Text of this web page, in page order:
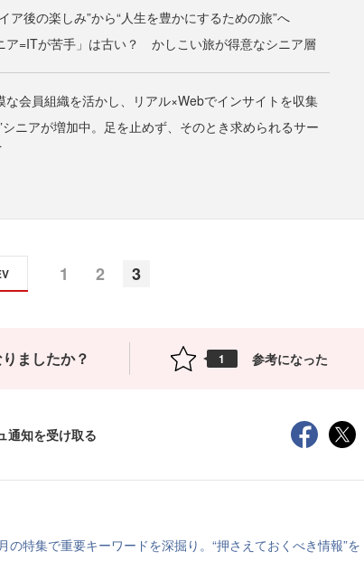
ア後の楽しみ”から“人生を豊かにするための旅”へ
ア=ITが苦手」は古い？ かしこい旅が得意なシニア層
な会員組織を活かし、リアル×Webでインサイトを収集
シニアが増加中。足を止めず、そのとき求められるサー
1 2 3
ましたか？ 1 参考になった
通知を受け取る
の特集で重要キーワードを深掘り。“押さえておくべき情報”を